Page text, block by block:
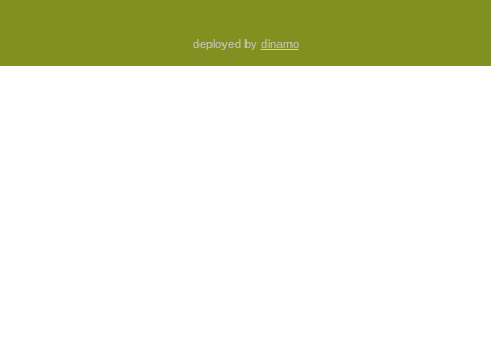
deployed by dinamo